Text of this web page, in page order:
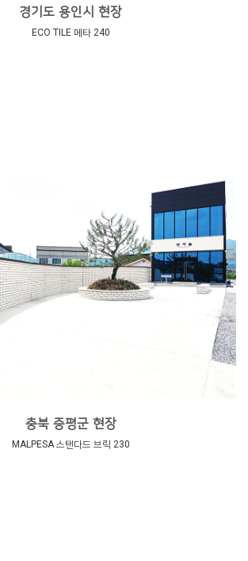
경기도 용인시 현장
ECO TILE 메타 240
충북 증평군 현장
MALPESA 스탠다드 브릭 230